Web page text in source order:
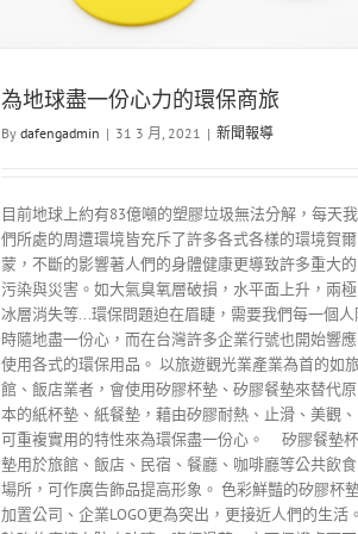
為地球盡一份心力的環保商旅
By dafengadmin | 31 3 月, 2021 | 新聞報導
目前地球上約有83億噸的塑膠垃圾無法分解，每天我
們所處的周遭環境皆充斥了許多各式各樣的環境賀爾
蒙，不斷的影響著人們的身體健康更導致許多重大的
污染與災害。如大氣臭氧層破損，水平面上升，兩極
冰層消失等...環保問題迫在眉睫，需要我們每一個人
時隨地盡一份心，而在台灣許多企業行號也開始響應
使用各式的環保用品。 以旅遊觀光業產業為首的如
館、飯店業者，會使用矽膠杯墊、矽膠餐墊來替代原
本的紙杯墊、紙餐墊，藉由矽膠耐熱、止滑、美觀、
可重複實用的特性來為環保盡一份心。 矽膠餐墊杯
墊用於旅館、飯店、民宿、餐廳、咖啡廳等公共飲食
場所，可作廣告飾品提高形象。 色彩鮮豔的矽膠杯
加置公司、企業LOGO更為突出，更接近人們的生活。